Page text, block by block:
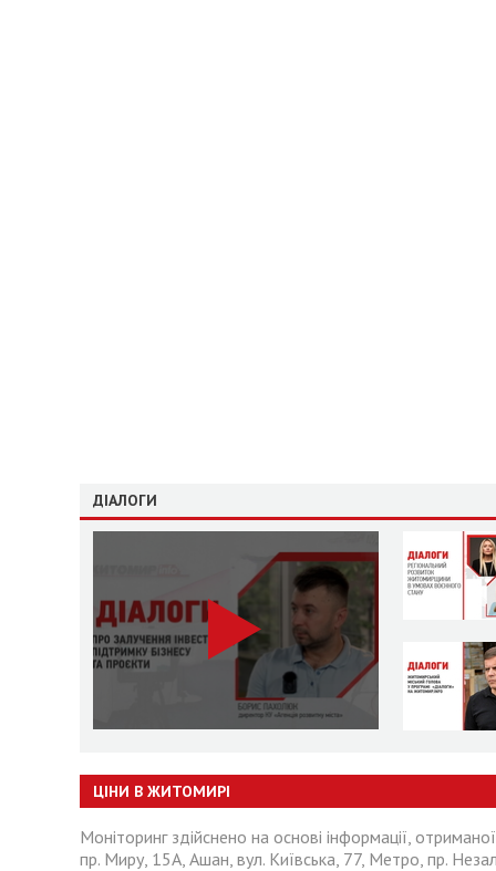
ДІАЛОГИ
ЦІНИ В ЖИТОМИРІ
Моніторинг здійснено на основі інформації,
пр. Миру, 15А, Ашан, вул. Київська, 77, Метро, пр.